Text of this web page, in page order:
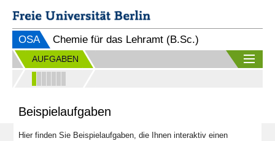
OSA Chemie für das Lehramt (B.Sc.)
AUFGABEN
Beispielaufgaben
Hier finden Sie Beispielaufgaben, die Ihnen interaktiv einen